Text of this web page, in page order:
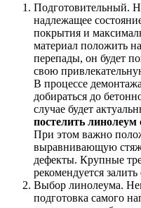
Подготовительный.
надлежащее
покрытия и
материал положить
перепады, он будет
свою
В процессе
добираться до
случае будет
постелить
При этом важно
выравнивающую
дефекты. Крупные
рекомендуется
Выбор линолеума.
подготовка самого